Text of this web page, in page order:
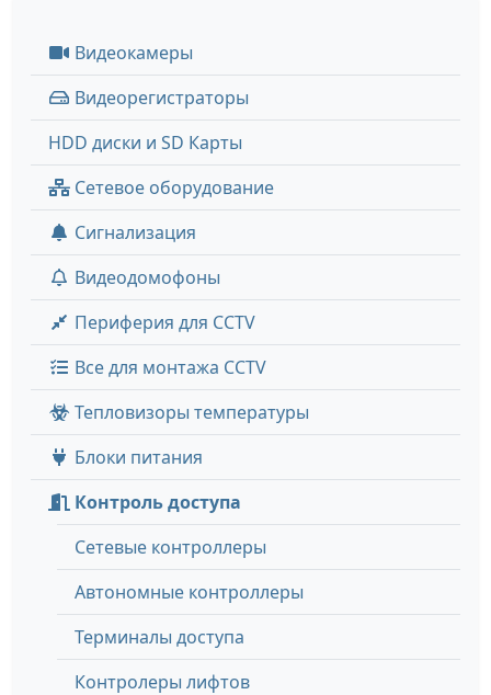
Видеокамеры
Видеорегистраторы
HDD диски и SD Карты
Сетевое оборудование
Сигнализация
Видеодомофоны
Периферия для CCTV
Все для монтажа CCTV
Тепловизоры температуры
Блоки питания
Контроль доступа
Сетевые контроллеры
Автономные контроллеры
Терминалы доступа
Контролеры лифтов